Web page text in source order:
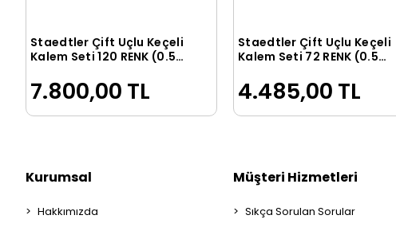
Sepete Ekle
Staedtler Çift Uçlu Keçeli
Kalem Seti 120 RENK (0.5
7.800,00 TL
Sepete Ekle
Staedtler Çift Uçlu Keçeli
Kalem Seti 72 RENK (0.5
4.485,00 TL
Kurumsal
Hakkımızda
Müşteri Hizmetleri
Sıkça Sorulan Sorular